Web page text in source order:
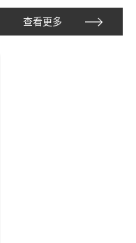
查看更多